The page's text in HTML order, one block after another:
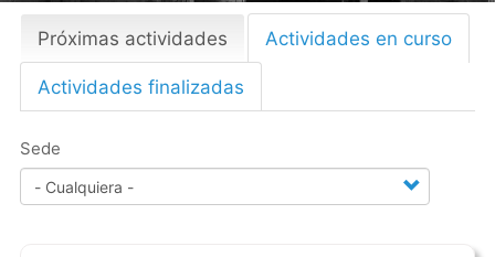
Primary
tabs
Próximas actividades (solapa
activa)
Actividades en curso
Actividades finalizadas
Sede